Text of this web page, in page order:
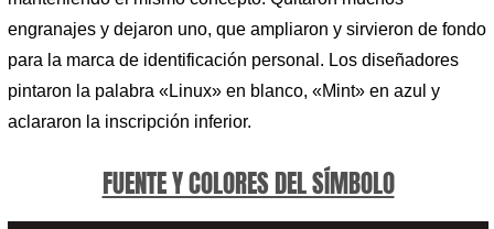
engranajes y dejaron uno, que ampliaron y sirvieron de fondo
para la marca de identificación personal. Los diseñadores
pintaron la palabra «Linux» en blanco, «Mint» en azul y
aclararon la inscripción inferior.
FUENTE Y COLORES DEL SÍMBOLO